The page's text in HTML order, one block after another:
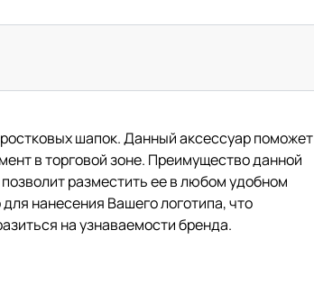
шапок. Данный аксессуар поможет
в торговой зоне. Преимущество данной
разместить ее в любом удобном
нанесения Вашего логотипа, что
на узнаваемости бренда.